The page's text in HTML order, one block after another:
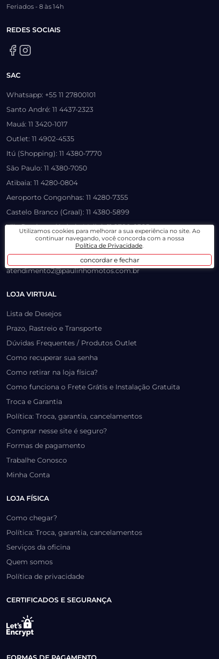
Feriados - 8 às 14h
REDES SOCIAIS
SAC
Whatsapp: +55 11 27800101
Santo André: 11 4437-2323
Mauá: 11 3420-1017
Outlet: 11 4902-4535
Itú (Shopping): 11 4380-7770
São Paulo: 11 4380-7050
Atibaia: 11 4280-0804
Aeroporto Congonhas: 11 4280-7355
Castelo Branco (Graal): 11 4380-5899
Vila Prudente (Anhaia Mello): 11 2780-0385
Salim Farah Maluf: 11 2780-0147
atendimento3@paulinhomotos.com.br
atendimento2@paulinhomotos.com.br
LOJA VIRTUAL
Lista de Desejos
Prazo, Rastreio e Transporte
Dúvidas Frequentes / Produtos Outlet
Como recuperar sua senha
Como retirar na loja física?
Como funciona o Frete Grátis e Instalação Gratuita
Troca e Garantia
Política: Troca, garantia, cancelamentos
Comprar nesse site é seguro?
Formas de pagamento
Trabalhe Conosco
Minha Conta
LOJA FÍSICA
Como chegar?
Política: Troca, garantia, cancelamentos
Serviços da oficina
Quem somos
Política de privacidade
CERTIFICADOS E SEGURANÇA
Utilizamos cookies para melhorar a sua experiência no site. Ao
continuar navegando, você concorda com a nossa
Política de Privacidade.
concordar e fechar